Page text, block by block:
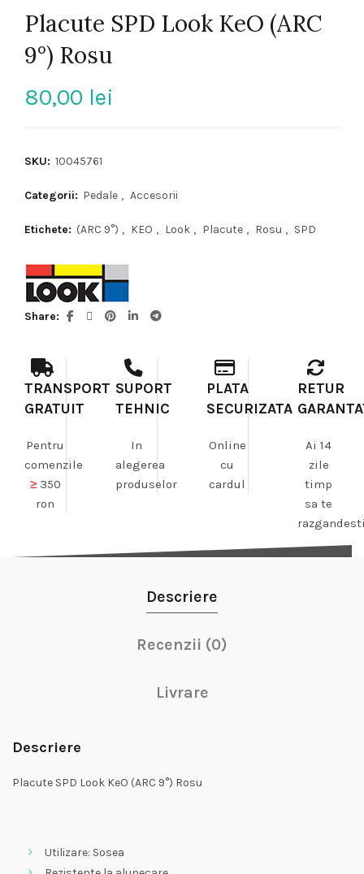
Placute SPD Look KeO (ARC
9°) Rosu
80,00 lei
SKU: 10045761
Categorii: Pedale , Accesorii
Etichete: (ARC 9°) , KEO , Look , Placute , Rosu , SPD
Share
TRANSPORT
GRATUIT
Pentru
comenzile
≥350
ron
SUPORT
TEHNIC
In
alegerea
produselor
PLATA
SECURIZATA
Online
cu
cardul
RETUR
Ai 14
zile
timp
sa te
Descriere
Recenzii (0)
Livrare
Descriere
Placute SPD Look KeO (ARC 9°) Rosu
Utilizare: Sosea